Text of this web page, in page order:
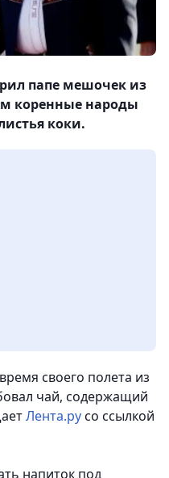
папе мешочек из
коренные народы
коки.
своего полета из
чай, содержащий
Лента.русо ссылкой
напиток под